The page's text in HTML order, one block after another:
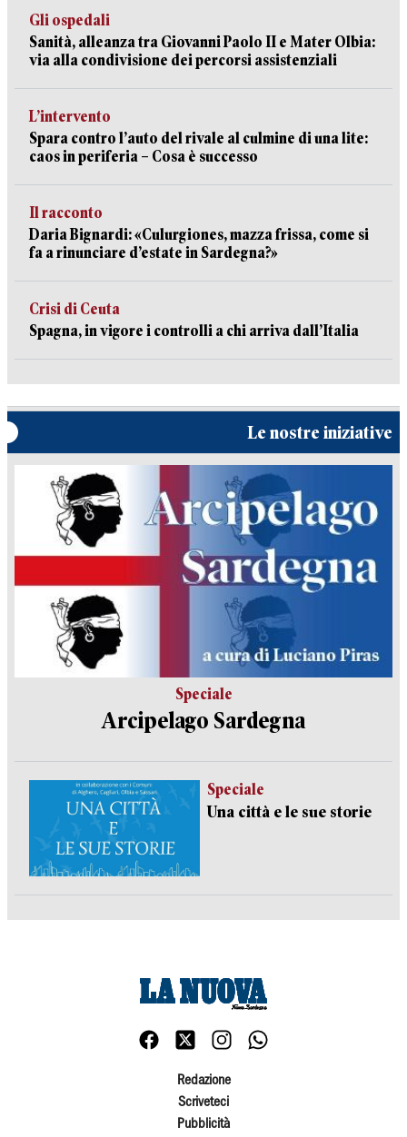
Gli ospedali
Sanità, alleanza tra Giovanni Paolo II e Mater Olbia:
via alla condivisione dei percorsi assistenziali
L’intervento
Spara contro l’auto del rivale al culmine di una lite:
caos in periferia – Cosa è successo
Il racconto
Daria Bignardi: «Culurgiones, mazza frissa, come si
fa a rinunciare d’estate in Sardegna?»
Crisi di Ceuta
Spagna, in vigore i controlli a chi arriva dall’Italia
Le nostre iniziative
Speciale
Arcipelago Sardegna
Speciale
Una città e le sue storie
Redazione
Scriveteci
Pubblicità